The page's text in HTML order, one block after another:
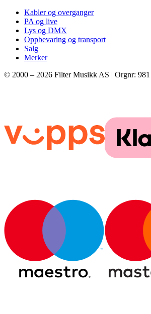
Kabler og overganger
PA og live
Lys og DMX
Oppbevaring og transport
Salg
Merker
© 2000 – 2026 Filter Musikk AS | Orgnr: 981